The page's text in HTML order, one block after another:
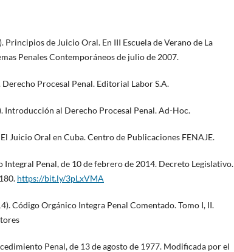
Principios de Juicio Oral. En III Escuela de Verano de La
Penales Contemporáneos de julio de 2007.
Derecho Procesal Penal. Editorial Labor S.A.
Introducción al Derecho Procesal Penal. Ad-Hoc.
El Juicio Oral en Cuba. Centro de Publicaciones FENAJE.
Integral Penal, de 10 de febrero de 2014. Decreto Legislativo.
https://bit.ly/3pLxVMA
Código Orgánico Integra Penal Comentado. Tomo I, II.
Penal, de 13 de agosto de 1977. Modificada por el